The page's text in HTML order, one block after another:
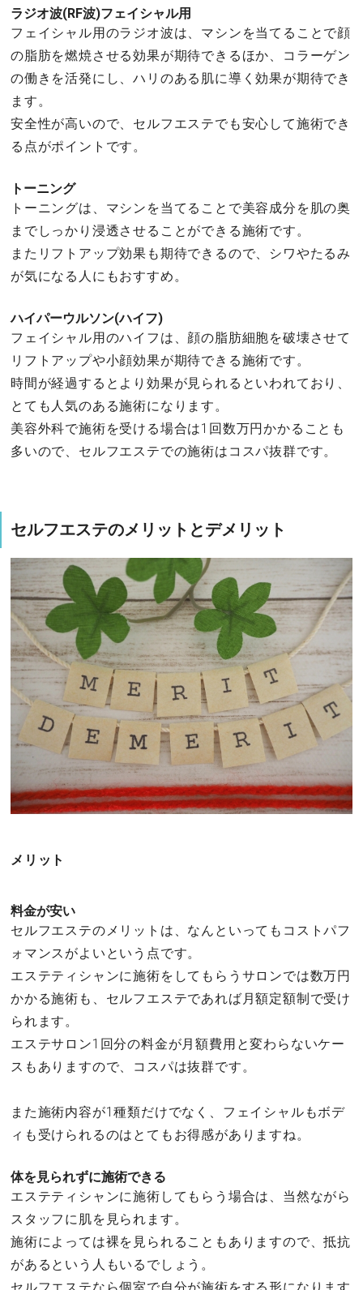
ラジオ波(RF波)フェイシャル用
フェイシャル用のラジオ波は、マシンを当てることで顔
の脂肪を燃焼させる効果が期待できるほか、コラーゲン
の働きを活発にし、ハリのある肌に導く効果が期待でき
ます。
安全性が高いので、セルフエステでも安心して施術でき
る点がポイントです。
トーニング
トーニングは、マシンを当てることで美容成分を肌の奥
までしっかり浸透させることができる施術です。
またリフトアップ効果も期待できるので、シワやたるみ
が気になる人にもおすすめ。
ハイパーウルソン(ハイフ)
フェイシャル用のハイフは、顔の脂肪細胞を破壊させて
リフトアップや小顔効果が期待できる施術です。
時間が経過するとより効果が見られるといわれており、
とても人気のある施術になります。
美容外科で施術を受ける場合は1回数万円かかることも
多いので、セルフエステでの施術はコスパ抜群です。
セルフエステのメリットとデメリット
メリット
料金が安い
セルフエステのメリットは、なんといってもコストパフ
ォマンスがよいという点です。
エステティシャンに施術をしてもらうサロンでは数万円
かかる施術も、セルフエステであれば月額定額制で受け
られます。
エステサロン1回分の料金が月額費用と変わらないケー
スもありますので、コスパは抜群です。
また施術内容が1種類だけでなく、フェイシャルもボデ
ィも受けられるのはとてもお得感がありますね。
体を見られずに施術できる
エステティシャンに施術してもらう場合は、当然ながら
スタッフに肌を見られます。
施術によっては裸を見られることもありますので、抵抗
があるという人もいるでしょう。